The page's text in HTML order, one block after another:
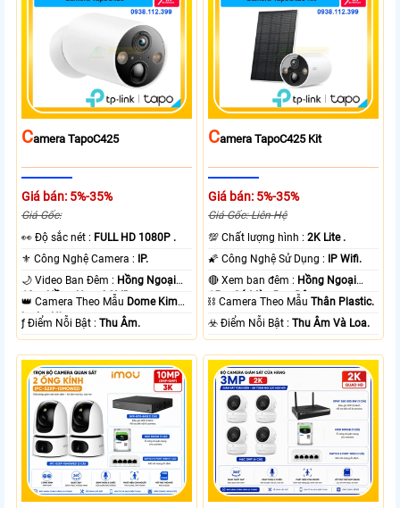
CAmera TapoC425
Giá bán: 5%-35%
Giá Gốc:
️👀 Độ sắc nét : FULL HD 1080P .
⚜️ Công Nghệ Camera :
IP.
🌙 Video Ban Đêm : Hồng Ngoại
10m Hồng Ngoại SMD.
👑 Camera Theo Mẫu Dome Kim
loại + Nhựa.
️ƒ Điểm Nỗi Bật :Thu Âm.
CAmera TapoC425 Kit
Giá bán: 5%-35%
Giá Gốc: Liên Hệ
💯 Chất lượng hình :2K Lite .
🌠 Công Nghệ Sử Dụng :
IP Wifi.
🔴 Xem ban đêm : Hồng Ngoại
15m Có Màu Ban Ðêm.
⛓ Camera Theo MẫuThân Plastic.
️☣️ Điểm Nỗi Bật :Thu Âm Và Loa.